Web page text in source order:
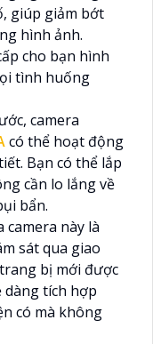
giúp giảm bớt
hình ảnh.
cho bạn hình
tình huống
camera
có thể hoạt động
Bạn có thể lắp
cần lo lắng về
bẩn.
này là
sát qua giao
bị mới được
dàng tích hợp
có mà không